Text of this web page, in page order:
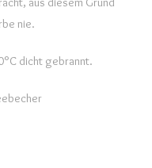
nie.
dicht gebrannt.